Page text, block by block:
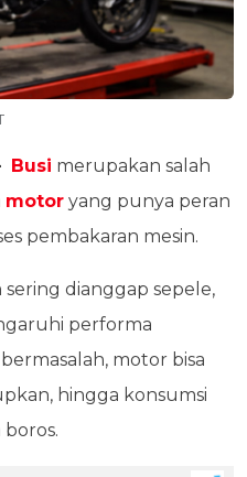
Busi merupakan salah
motor yang punya peran
pembakaran mesin.
dianggap sepele,
performa
motor bisa
hingga konsumsi